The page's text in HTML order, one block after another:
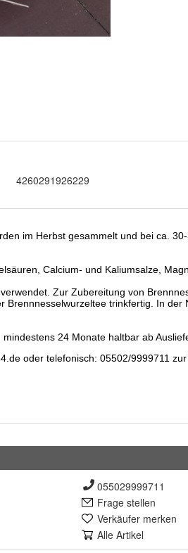
4260291926229
055029999711
Frage stellen
Verkäufer merken
Alle Artikel